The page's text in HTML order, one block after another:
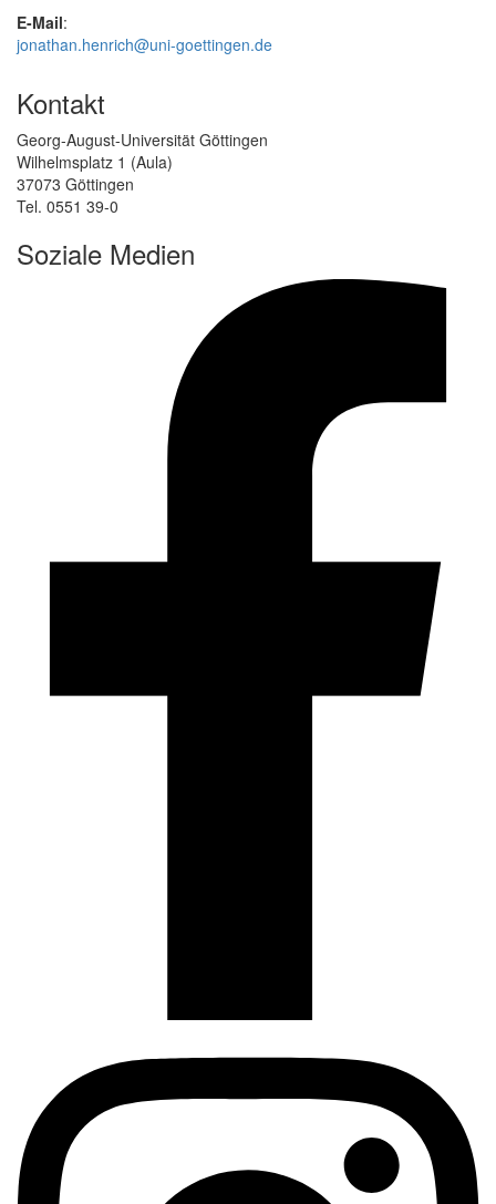
E-Mail:
jonathan.henrich@uni-goettingen.de
Kontakt
Georg-August-Universität Göttingen
Wilhelmsplatz 1 (Aula)
37073 Göttingen
Tel. 0551 39-0
Soziale Medien